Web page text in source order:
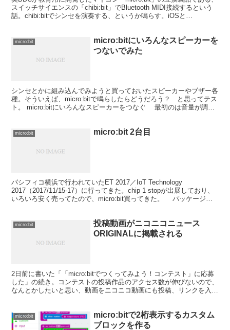
スイッチサイエンスの「chibi:bit」でBluetooth MIDI接続するという
話。chibi:bitでシンセを演奏する、というか鳴らす。iOSと
micro:bit
micro:bitにいろんなスピーカーを
つないでみた
シンセとかに組み込んでみようと買っておいたスピーカーやブザー各
種。そういえば、micro:bitで鳴らしたらどうだろう？ と思ってテス
ト。 micro:bitにいろんなスピーカーをつなぐ 最初のは音量が調整
micro:bit micro:bit 2台目
パシフィコ横浜で行われていたET 2017／IoT Technology
2017（2017/11/15-17）に行ってきた。chip 1 stopが出展しており、
いろいろ安く売ってたので、micro:bit買ってきた。 パッケージ開
micro:bit
投稿動画がニコニコニュース
ORIGINALに掲載される
2日前に書いた「「micro:bitでつくってみよう！コンテスト」に応募
した」の続き。コンテストの投稿作品のアクセス数が伸びないので、
なんとかしたいと思い、動画をニコニコ動画にも投稿、リンクを入れ
micro:bit
micro:bitで2桁表示するカスタム
ブロックを作る